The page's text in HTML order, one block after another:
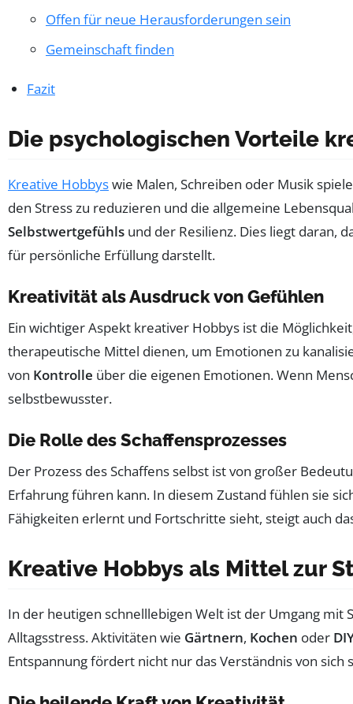
Offen für neue Herausforderungen sein
Gemeinschaft finden
Fazit
Die psychologischen Vorteile
Kreative Hobbyswie Malen, Schreiben oder Musik
den Stress zu reduzieren und die allgemeine
Selbstwertgefühls und der Resilienz. Dies liegt daran,
für persönliche Erfüllung darstellt.
Kreativität als Ausdruck von Gefühlen
Ein wichtiger Aspekt kreativer Hobbys ist die
therapeutische Mittel dienen, um Emotionen zu
von Kontrolle über die eigenen Emotionen. Wenn
selbstbewusster.
Die Rolle des Schaffensprozesses
Der Prozess des Schaffens selbst ist von großer
Erfahrung führen kann. In diesem Zustand fühlen sie
Fähigkeiten erlernt und Fortschritte sieht, steigt auch
Kreative Hobbys als Mittel zur
In der heutigen schnelllebigen Welt ist der Umgang
Alltagsstress. Aktivitäten wie Gärtnern, Kochen oder
Entspannung fördert nicht nur das Verständnis von